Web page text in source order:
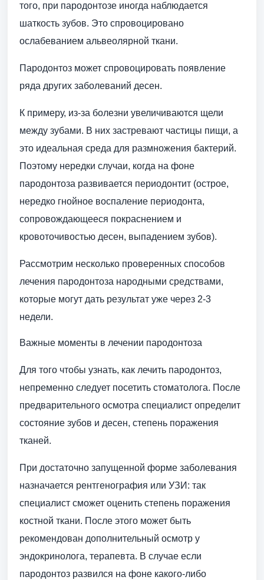
того, при пародонтозе иногда наблюдается
шаткость зубов. Это спровоцировано
ослабеванием альвеолярной ткани.
Пародонтоз может спровоцировать появление
ряда других заболеваний десен.
К примеру, из-за болезни увеличиваются щели
между зубами. В них застревают частицы пищи, а
это идеальная среда для размножения бактерий.
Поэтому нередки случаи, когда на фоне
пародонтоза развивается периодонтит (острое,
нередко гнойное воспаление периодонта,
сопровождающееся покраснением и
кровоточивостью десен, выпадением зубов).
Рассмотрим несколько проверенных способов
лечения пародонтоза народными средствами,
которые могут дать результат уже через 2-3
недели.
Важные моменты в лечении пародонтоза
Для того чтобы узнать, как лечить пародонтоз,
непременно следует посетить стоматолога. После
предварительного осмотра специалист определит
состояние зубов и десен, степень поражения
тканей.
При достаточно запущенной форме заболевания
назначается рентгенография или УЗИ: так
специалист сможет оценить степень поражения
костной ткани. После этого может быть
рекомендован дополнительный осмотр у
эндокринолога, терапевта. В случае если
пародонтоз развился на фоне какого-либо